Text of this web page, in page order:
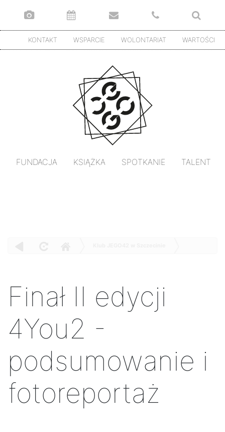
KONTAKT WSPARCIE WOLONTARIAT WARTOŚCI
FUNDACJA KSIĄŻKA SPOTKANIE TALENT
Finał II edycji
4You2 -
podsumowanie i
fotoreportaż